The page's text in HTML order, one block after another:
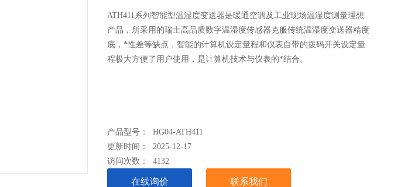
ATH411系列智能型温湿度变送器是暖通空调及工业现场温湿度测量理想
产品，所采用的瑞士高品质数字温湿度传感器克服传统温湿度变送器精度
底，*性差等缺点，智能的计算机设定量程和仪表自带的拨码开关设定量
程极大方便了用户使用，是计算机技术与仪表的*结合。
产品型号： HG04-ATH411
更新时间： 2025-12-17
访问次数：4132
在线询价 联系我们